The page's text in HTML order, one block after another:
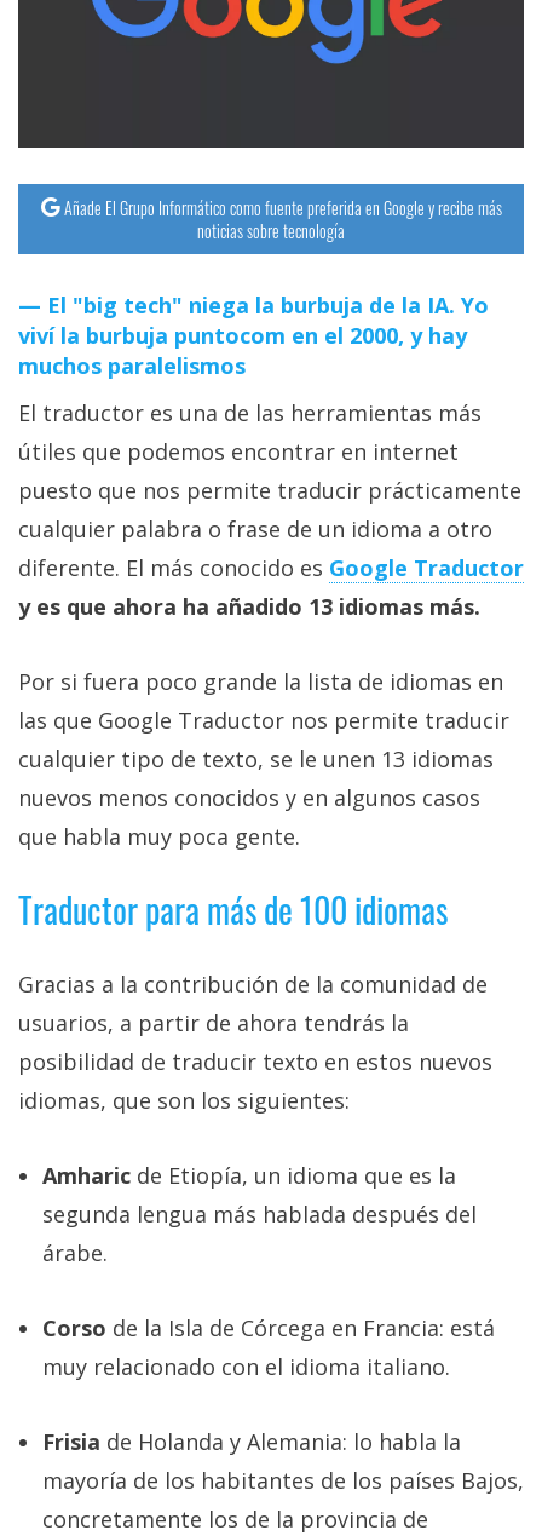
Trucos
y
Tutoriales
Sistemas
operativos
Profesional
+
Más
temas
Sorteos
Foros
Contacto
/
nosotros
/
/
Cambiar
opciones
de
privacidad
Aviso
Legal
El medio de
encontrarás
noticias sobre
ordenadores,
informática,
videojuegos,
Añade El Grupo Informático como fuente preferida en Google y recibe más
noticias sobre tecnología
El "big tech" niega la burbuja de la IA. Yo
viví la burbuja puntocom en el 2000, y hay
muchos paralelismos
El traductor es una de las herramientas más
útiles que podemos encontrar en internet
puesto que nos permite traducir prácticamente
cualquier palabra o frase de un idioma a otro
diferente. El más conocido es Google Traductor
y es que ahora ha añadido 13 idiomas más.
Por si fuera poco grande la lista de idiomas en
las que Google Traductor nos permite traducir
cualquier tipo de texto, se le unen 13 idiomas
nuevos menos conocidos y en algunos casos
que habla muy poca gente.
Traductor para más de 100 idiomas
Gracias a la contribución de la comunidad de
usuarios, a partir de ahora tendrás la
posibilidad de traducir texto en estos nuevos
idiomas, que son los siguientes:
Amharic de Etiopía, un idioma que es la
segunda lengua más hablada después del
árabe.
Corso de la Isla de Córcega en Francia: está
muy relacionado con el idioma italiano.
Frisia de Holanda y Alemania: lo habla la
mayoría de los habitantes de los países Bajos,
concretamente los de la provincia de